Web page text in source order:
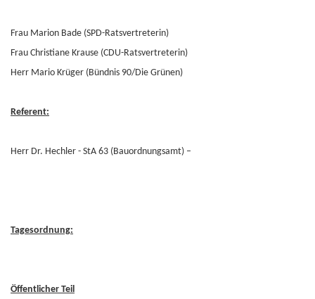
Frau Marion Bade (SPD-Ratsvertreterin)
Frau Christiane Krause (CDU-Ratsvertreterin)
Herr Mario Krüger (Bündnis 90/Die Grünen)
Referent:
Herr Dr. Hechler - StA 63 (Bauordnungsamt) –
Tagesordnung:
Öffentlicher Teil